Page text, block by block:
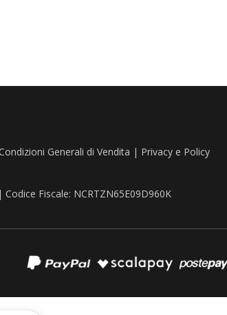
Generali di Vendita | Privacy e Policy
Fiscale: NCRTZN65E09D960K